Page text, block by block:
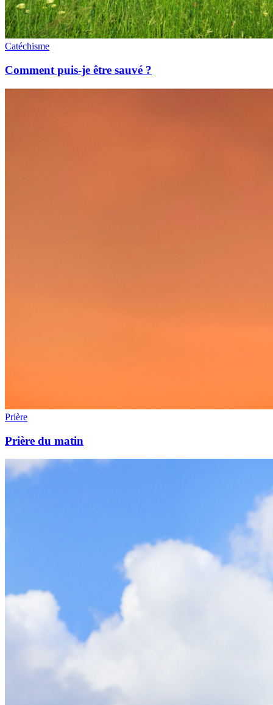
Catéchisme
Comment puis-je être sauvé ?
Prière
Prière du matin